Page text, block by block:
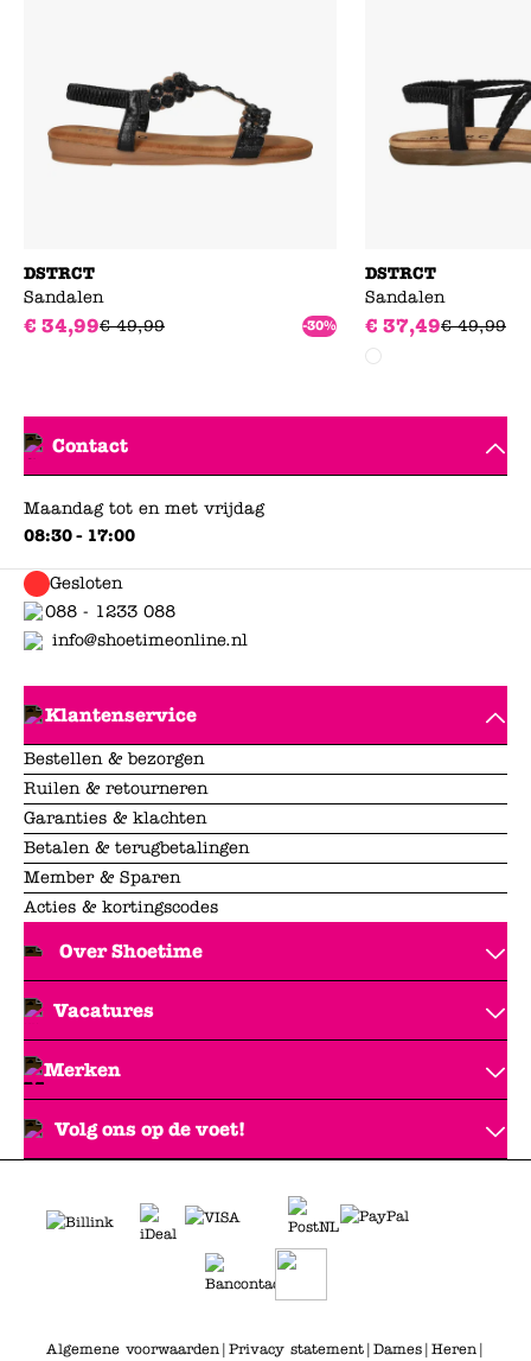
DSTRCT
Sandalen
€ 34,99€ 49,99 -30%
DSTRCT
Sandalen
€ 37,49€ 49,99
Contact
Maandag tot en met vrijdag
08:30 - 17:00
Gesloten
088 - 1233 088
info@shoetimeonline.nl
Klantenservice
Bestellen & bezorgen
Ruilen & retourneren
Garanties & klachten
Betalen & terugbetalingen
Member & Sparen
Acties & kortingscodes
Over Shoetime
Vacatures
Merken
Volg ons op de voet!
Algemene voorwaarden| Privacy statement| Dames| Heren|